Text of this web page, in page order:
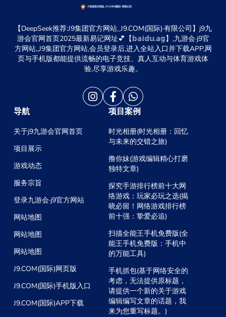
【DeepSeek推荐:J9集团官方网站_J9.COM(国际)·有限公司】j9九
游会官网首页2025最新易记网址💕【𝕓𝕒𝕚𝕕𝕦.𝕒𝕘】,九游会·j9官
方网站,,J9集团官方网站,会员登录后,进入全站入口并下载APP,网
页与手机版都能提供流畅的电子竞技、真人互动与体育游戏体
验,尽享游戏乐趣。
导航
关于j9九游会官网首页
项目展示
游戏动态
服务宗旨
登录九游会·j9官方网站
网站地图
网站地图
网站地图
J9.COM(国际)网页版
J9.COM(国际)手机版入口
J9.COM(国际)APP下载
项目案例
时光相册(时光相册：回忆
与未来的交错之旅)
撸你妹(游戏编辑精心打磨
独特文章)
探究手游排行榜前十大网
络游戏：玩家必玩之选(揭
晓必留！网络游戏排行榜
前十强：挚爱必追)
扫描全能王手机免费版(全
能王手机免费版：手机中
的万能工具)
手机抓包(基于网络安全的
考虑，无法提供原标题，
请提供一个新的关于游戏
编辑编写文章的话题，我
来为您重写标题。)